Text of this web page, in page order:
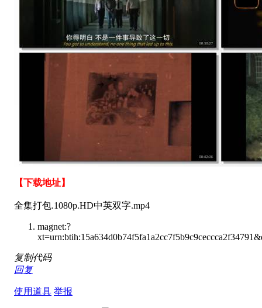
【下载地址】
全集打包.1080p.HD中英双字.mp4
magnet:?
复制代码
回复
使用道具 举报